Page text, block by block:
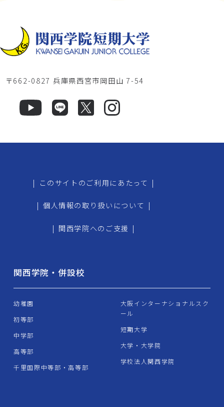
〒662-0827 兵庫県西宮市岡田山 7-54
| このサイトのご利用にあたって |
| 個人情報の取り扱いについて |
| 関西学院へのご支援 |
関西学院・併設校
幼稚園
初等部
中学部
高等部
千里国際中等部・高等部
大阪インターナショナルスク
ール
短期大学
大学・大学院
学校法人関西学院